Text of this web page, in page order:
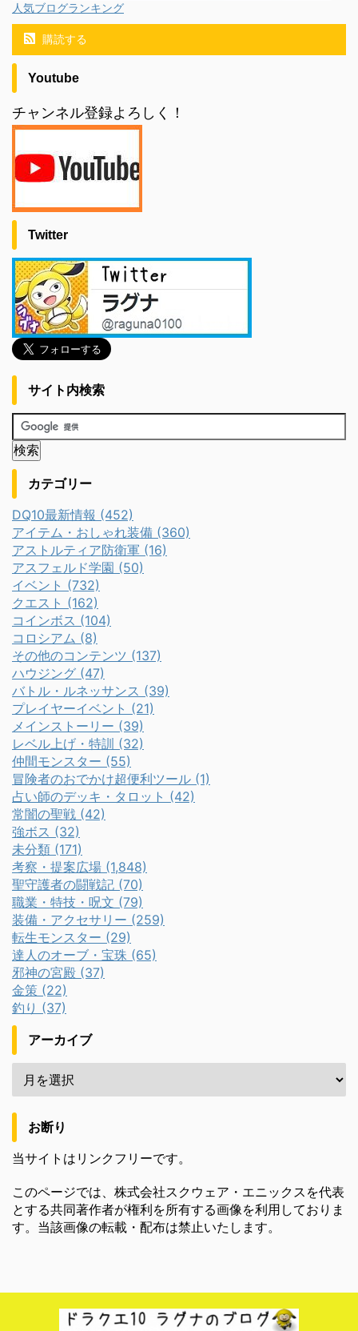
人気ブログランキング
購読する
Youtube
チャンネル登録よろしく！
Twitter
サイト内検索
カテゴリー
DQ10最新情報 (452)
アイテム・おしゃれ装備 (360)
アストルティア防衛軍 (16)
アスフェルド学園 (50)
イベント (732)
クエスト (162)
コインボス (104)
コロシアム (8)
その他のコンテンツ (137)
ハウジング (47)
バトル・ルネッサンス (39)
プレイヤーイベント (21)
メインストーリー (39)
レベル上げ・特訓 (32)
仲間モンスター (55)
冒険者のおでかけ超便利ツール (1)
占い師のデッキ・タロット (42)
常闇の聖戦 (42)
強ボス (32)
未分類 (171)
考察・提案広場 (1,848)
聖守護者の闘戦記 (70)
職業・特技・呪文 (79)
装備・アクセサリー (259)
転生モンスター (29)
達人のオーブ・宝珠 (65)
邪神の宮殿 (37)
金策 (22)
釣り (37)
アーカイブ
お断り
当サイトはリンクフリーです。
このページでは、株式会社スクウェア・エニックスを代表
とする共同著作者が権利を所有する画像を利用しておりま
す。当該画像の転載・配布は禁止いたします。